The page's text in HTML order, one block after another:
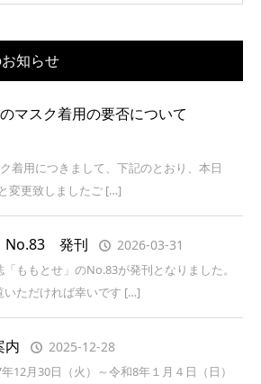
知らせ
マスク着用の要否について
着用につきまして、下記のとおり、本日
変更致しましたご […]
No.83 発刊 2026-03-31
ももとせ」のNo.83が発刊となりました。
いただければ幸いです […]
内 2025-12-28
月30日（火）～令和8年１月４日（日）